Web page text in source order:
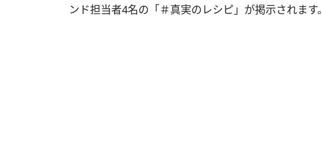
ンド担当者4名の「＃真実のレシピ」が掲示されます。